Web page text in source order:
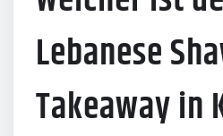
Lebanese
Takeaway in